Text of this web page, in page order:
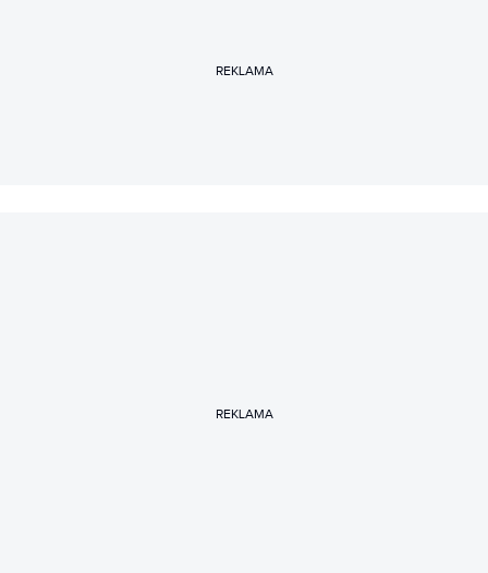
REKLAMA
REKLAMA